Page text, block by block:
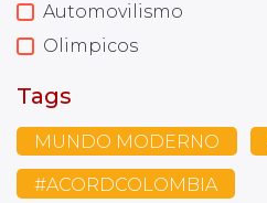
Automovilismo
Olimpicos
Tags
MUNDO MODERNO
#ACORDCOLOMBIA